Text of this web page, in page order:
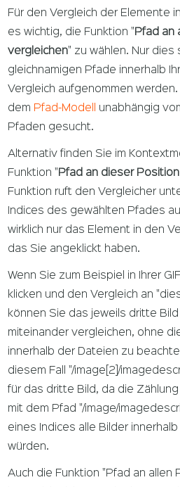
Für den Vergleich der Elemente
es wichtig, die Funktion " Pfad an
vergleichen" zu wählen. Nur dies
gleichnamigen Pfade innerhalb
Vergleich aufgenommen
dem Pfad-Modell
unabhängig
Pfaden gesucht.
Alternativ finden Sie im
Funktion " Pfad an dieser
Funktion ruft den Vergleicher
Indices des gewählten Pfades
wirklich nur das Element in den
das Sie angeklickt haben.
Wenn Sie zum Beispiel in Ihrer
klicken und den Vergleich an
können Sie das jeweils dritte
miteinander vergleichen, ohne
innerhalb der Dateien zu
diesem Fall "/image[2]/
für das dritte Bild, da die
mit dem Pfad "/image/
eines Indices alle Bilder
würden.
Auch die Funktion "Pfad an allen